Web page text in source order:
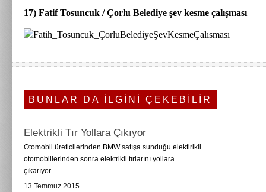
17) Fatif Tosuncuk / Çorlu Belediye şev kesme çalışması
BUNLAR DA İLGİNİ ÇEKEBİLİR
Elektrikli Tır Yollara Çıkıyor
Otomobil üreticilerinden BMW satışa sunduğu elektirikli
otomobillerinden sonra elektrikli tırlarını yollara
çıkarıyor....
13 Temmuz 2015